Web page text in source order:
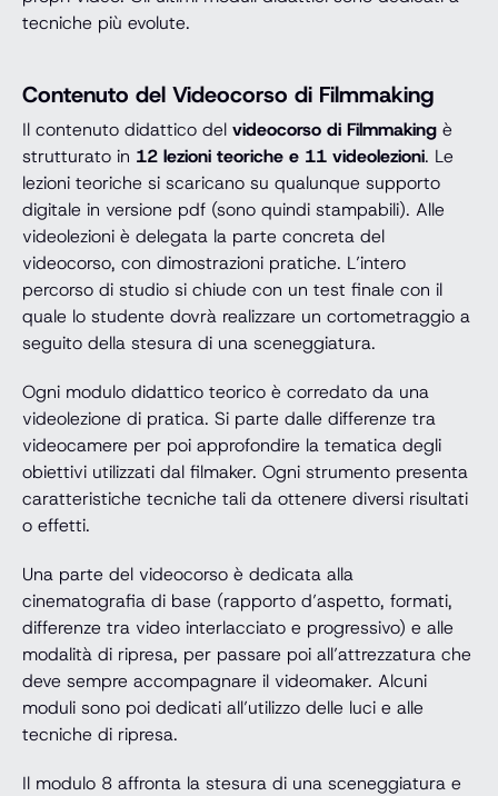
tecniche più evolute.
Contenuto del Videocorso di Filmmaking
Il contenuto didattico del videocorso di Filmmaking è
strutturato in 12 lezioni teoriche e 11 videolezioni. Le
lezioni teoriche si scaricano su qualunque supporto
digitale in versione pdf (sono quindi stampabili). Alle
videolezioni è delegata la parte concreta del
videocorso, con dimostrazioni pratiche. L’intero
percorso di studio si chiude con un test finale con il
quale lo studente dovrà realizzare un cortometraggio a
seguito della stesura di una sceneggiatura.
Ogni modulo didattico teorico è corredato da una
videolezione di pratica. Si parte dalle differenze tra
videocamere per poi approfondire la tematica degli
obiettivi utilizzati dal filmaker. Ogni strumento presenta
caratteristiche tecniche tali da ottenere diversi risultati
o effetti.
Una parte del videocorso è dedicata alla
cinematografia di base (rapporto d’aspetto, formati,
differenze tra video interlacciato e progressivo) e alle
modalità di ripresa, per passare poi all’attrezzatura che
deve sempre accompagnare il videomaker. Alcuni
moduli sono poi dedicati all’utilizzo delle luci e alle
tecniche di ripresa.
Il modulo 8 affronta la stesura di una sceneggiatura e